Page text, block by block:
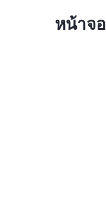
หน้าจอ